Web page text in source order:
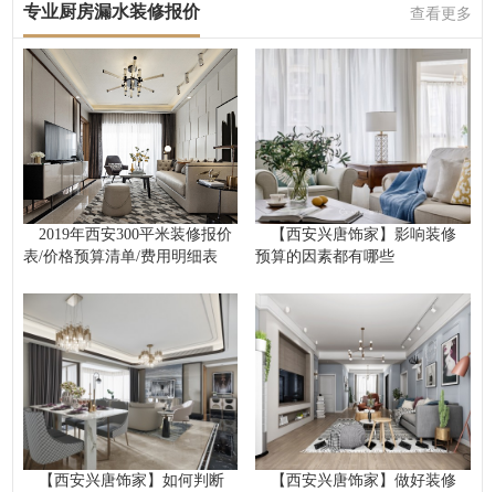
专业厨房漏水装修报价 查看更多
2019年西安300平米装修报价
表/价格预算清单/费用明细表
【西安兴唐饰家】影响装修
预算的因素都有哪些
【西安兴唐饰家】如何判断
【西安兴唐饰家】做好装修